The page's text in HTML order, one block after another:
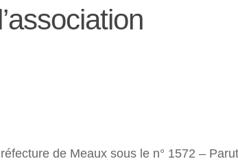
de Meaux sous le n° 1572 –